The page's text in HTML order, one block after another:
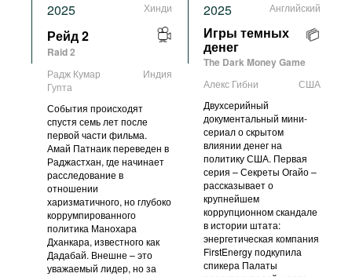
2025 Хинди
Рейд 2
Raid 2
Радж Кумар
Гупта
Индия
События происходят
спустя семь лет после
первой части фильма.
Амай Патнаик переведен в
Раджастхан, где начинает
расследование в
отношении
харизматичного, но глубоко
коррумпированного
политика Манохара
Дханкара, известного как
Дадабай. Внешне – это
уважаемый лидер, но за
2025
Английский
Игры темных
денег
The Dark Money Game
Алекс Гибни
США
Двухсерийный
документальный мини-
сериал о скрытом
влиянии денег на
политику США. Первая
серия – Секреты Огайо –
рассказывает о
крупнейшем
коррупционном скандале
в истории штата:
энергетическая компания
FirstEnergy подкупила
спикера Палаты